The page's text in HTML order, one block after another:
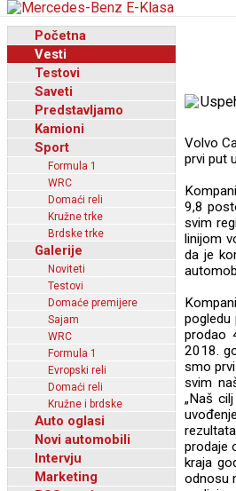
Početna
Vesti
Testovi
Saveti
Predstavljamo
Kamioni
Sport
Formula 1
WRC
Domaći reli
Kružne trke
Brdske trke
Galerije
Noviteti
Testovi
Domaće premijere
Sajam
WRC
Formula 1
Evropski reli
Domaći reli
Kružne i brdske
Auto oglasi
Novi automobili
Intervju
Marketing
Volvo
prvi put
9,8
svim
linijom
da je
pogledu
prodao
2018.
smo
svim
„Naš
prodaje
kraja
odnosu